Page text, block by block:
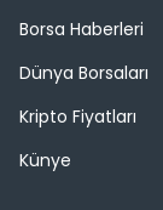
Borsa Haberleri
Dünya Borsaları
Kripto Fiyatları
Künye